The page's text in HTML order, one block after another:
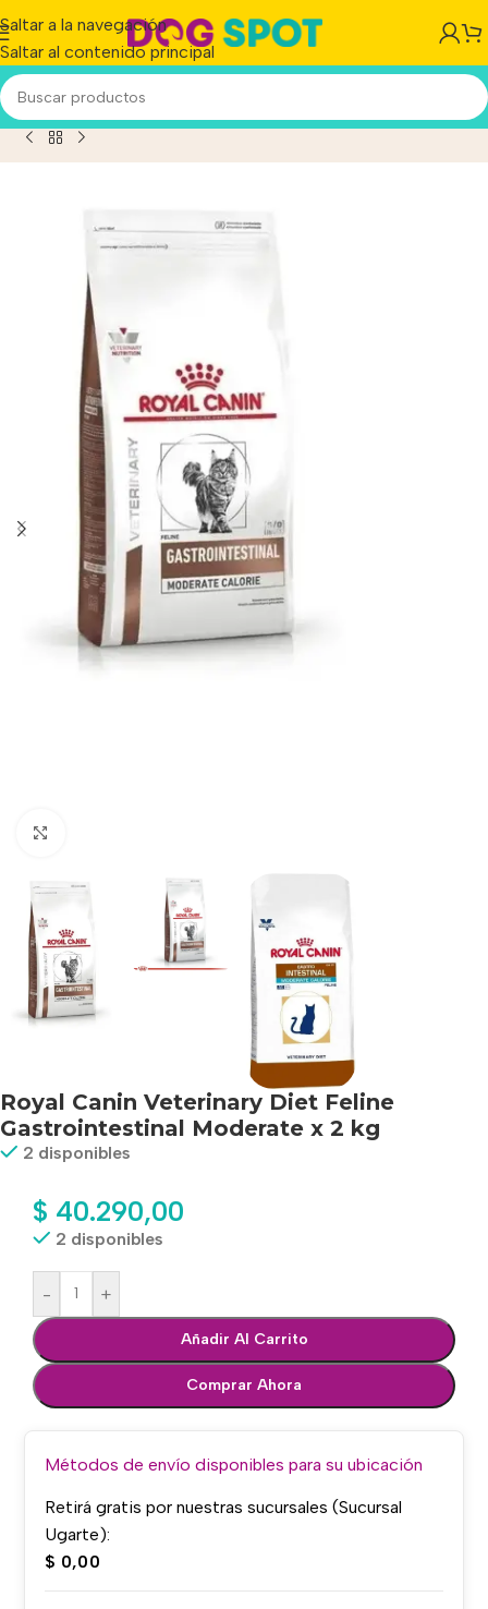
Saltar a la navegación
Saltar al contenido principal
Veterinary Diet Feline Gastrointestinal Moderate x 2 kg
Royal Canin Veterinary Diet Feline
Gastrointestinal Moderate x 2 kg
2 disponibles
$ 40.290,00
2 disponibles
- +
Añadir Al Carrito
Comprar Ahora
Métodos de envío disponibles para su ubicación
Retirá gratis por nuestras sucursales (Sucursal
Ugarte):
$ 0,00